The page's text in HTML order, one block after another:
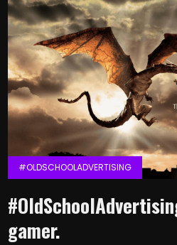
#OLDSCHOOLADVERTISING
gamer.